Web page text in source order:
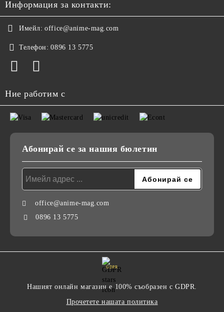
Информация за контакти:
Имейл: office@anime-mag.com
Телефон: 0896 13 5775
Ние работим с
Абонирай се за нашия бюлетин
office@anime-mag.com
0896 13 5775
GDPR
Нашият онлайн магазин е 100% съобразен с GDPR.
Прочетете нашата политика